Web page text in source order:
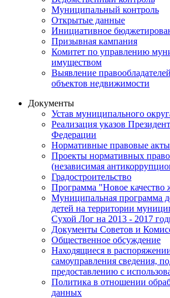
Муниципальный контроль
Открытые данные
Инициативное
Призывная кампания
Комитет по управлению
имуществом
Выявление
объектов недвижимости
Документы
Устав муниципального
Реализация указов
Федерации
Нормативные правовые акты
Проекты нормативных
(независимая
Градостроительство
Программа "Новое качество
Муниципальная программа
детей на территории
Сухой Лог на 2013 - 2017
Документы Советов и
Общественное обсуждение
Находящиеся в
самоуправления сведения,
предоставлению с
Политика в отношении
данных